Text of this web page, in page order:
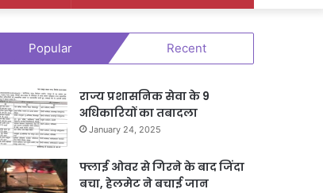
for
Popular Recent
राज्य प्रशासनिक सेवा के 9
अधिकारियों का तबादला
January 24, 2025
फ्लाई ओवर से गिरने के बाद जिंदा
बचा, हेलमेट ने बचाई जान